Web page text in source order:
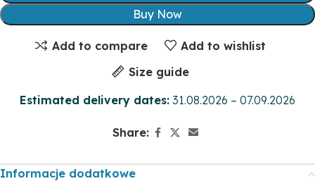
Buy Now
Add to compare
Add to wishlist
Size guide
Estimated delivery dates: 31.08.2026 – 07.09.2026
Share:
Informacje dodatkowe